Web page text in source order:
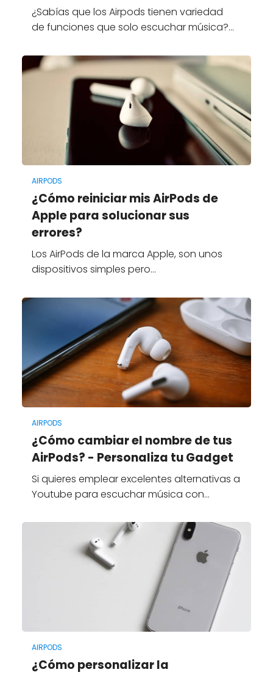
¿Sabías que los Airpods tienen variedad
de funciones que solo escuchar música?…
AIRPODS
¿Cómo reiniciar mis AirPods de
Apple para solucionar sus
errores?
Los AirPods de la marca Apple, son unos
dispositivos simples pero…
AIRPODS
¿Cómo cambiar el nombre de tus
AirPods? - Personaliza tu Gadget
Si quieres emplear excelentes alternativas a
Youtube para escuchar música con…
AIRPODS
¿Cómo personalizar la